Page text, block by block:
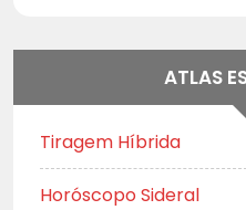
ATLAS
Tiragem Híbrida
Horóscopo Sideral